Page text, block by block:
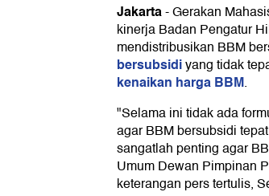
Jakarta-Gerakan
kinerja Badan Pengatur
mendistribusikan BBM
bersubsidiyang tidak
kenaikan harga BBM.
"Selama ini tidak ada
agar BBM bersubsidi
sangatlah penting agar
Umum Dewan Pimpinan
keterangan pers tertulis,